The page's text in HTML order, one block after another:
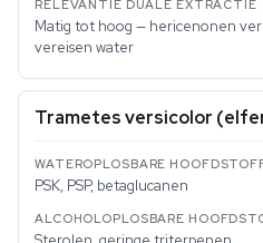
Matig tot hoog — hericenonen
vereisen water
Trametes versicolor
PSK, PSP, betaglucanen